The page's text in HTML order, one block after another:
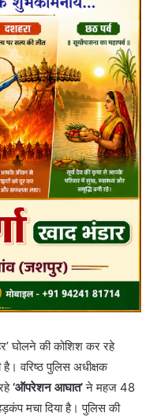
घोलने की कोशिश कर रहे
वरिष्ठ पुलिस अधीक्षक
‘ऑपरेशन आघात’ने महज 48
मचा दिया है। पुलिस की